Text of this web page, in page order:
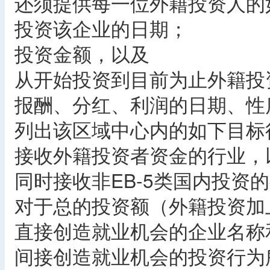
投资该企业的日期；
投资金额，以及
从开始投资到目前为止外籍
报酬、分红、利润的日期、
列出该区域中心内的如下目
接收外籍投资者资金的行业
同时接收非EB-5类国内投资
对于总的投资额（外籍投资
直接创造就业机会的企业名
间接创造就业机会的投资行